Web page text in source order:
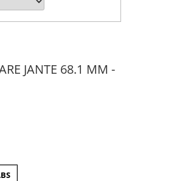
JANTE 68.1 MM -